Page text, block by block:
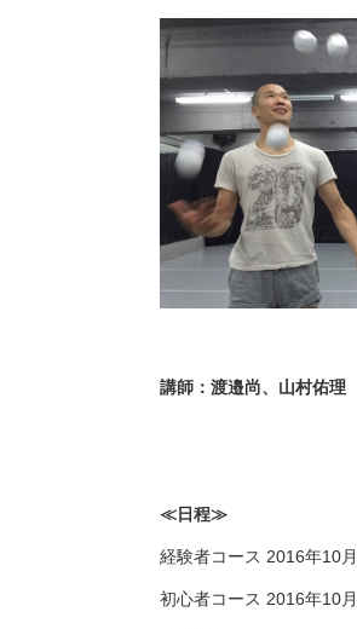
講師：渡邉尚、山村佑理
≪日程≫
経験者コース 2016年10
初心者コース 2016年10